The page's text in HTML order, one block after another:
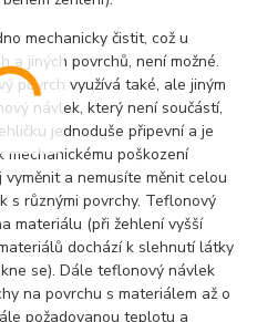
mechanicky čistit, což u
a jiných povrchů, není možné.
povrch využívá také, ale jiným
návlek, který není součástí,
jednoduše připevní a je
mechanickému poškození
a nemusíte měnit celou
s různými povrchy. Teflonový
materiálu (při žehlení vyšší
dochází k slehnutí látky
se). Dále teflonový návlek
na povrchu s materiálem až o
požadovanou teplotu a